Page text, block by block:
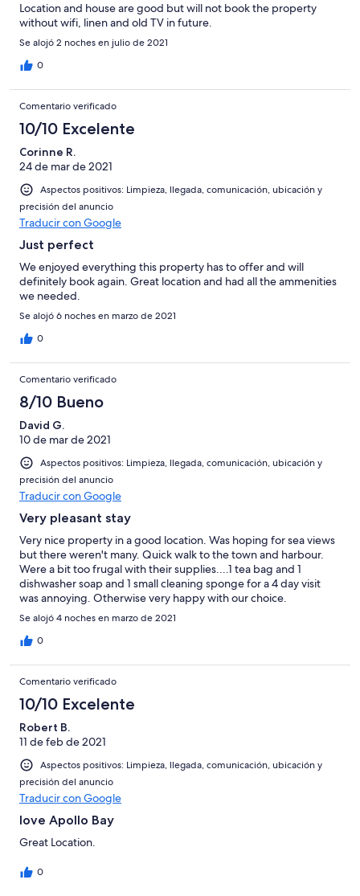
Location and house are good but will not book the property
without wifi, linen and old TV in future.
Se alojó 2 noches en julio de 2021
0
Comentario verificado
10/10 Excelente
Corinne R.
24 de mar de 2021
Aspectos positivos: Limpieza, llegada, comunicación, ubicación y
precisión del anuncio
Traducir con Google
Just perfect
We enjoyed everything this property has to offer and will
definitely book again. Great location and had all the ammenities
we needed.
Se alojó 6 noches en marzo de 2021
0
Comentario verificado
8/10 Bueno
David G.
10 de mar de 2021
Aspectos positivos: Limpieza, llegada, comunicación, ubicación y
precisión del anuncio
Traducir con Google
Very pleasant stay
Very nice property in a good location. Was hoping for sea views
but there weren't many. Quick walk to the town and harbour.
Were a bit too frugal with their supplies....1 tea bag and 1
dishwasher soap and 1 small cleaning sponge for a 4 day visit
was annoying. Otherwise very happy with our choice.
Se alojó 4 noches en marzo de 2021
0
Comentario verificado
10/10 Excelente
Robert B.
11 de feb de 2021
Aspectos positivos: Limpieza, llegada, comunicación, ubicación y
precisión del anuncio
Traducir con Google
love Apollo Bay
Great Location.
0